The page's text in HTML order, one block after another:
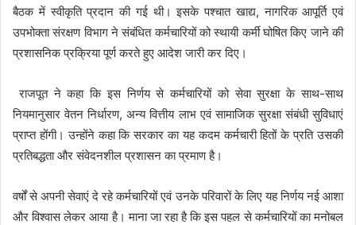
बैठक में स्वीकृति प्रदान की गई थी। इसके पश्चात खाद्य, नागरिक आपूर्ति एवं
उपभोक्ता संरक्षण विभाग ने संबंधित कर्मचारियों को स्थायी कर्मी घोषित किए जाने की
प्रशासनिक प्रक्रिया पूर्ण करते हुए आदेश जारी कर दिए।
राजपूत ने कहा कि इस निर्णय से कर्मचारियों को सेवा सुरक्षा के साथ-साथ
नियमानुसार वेतन निर्धारण, अन्य वित्तीय लाभ एवं सामाजिक सुरक्षा संबंधी सुविधाएं
प्राप्त होंगी। उन्होंने कहा कि सरकार का यह कदम कर्मचारी हितों के प्रति उसकी
प्रतिबद्धता और संवेदनशील प्रशासन का प्रमाण है।
वर्षों से अपनी सेवाएं दे रहे कर्मचारियों एवं उनके परिवारों के लिए यह निर्णय नई आशा
और विश्वास लेकर आया है। माना जा रहा है कि इस पहल से कर्मचारियों का मनोबल